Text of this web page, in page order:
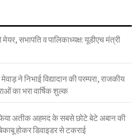
मेयर, सभापति व पालिकाध्यक्ष: यूडीएच मंत्री
ने निभाई विद्यादान की परम्परा, राजकीय
का भरा वार्षिक शुल्क
अतीक अहमद के सबसे छोटे बेटे अबान की
होकर डिवाइडर से टकराई